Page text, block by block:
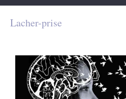
Lacher-prise